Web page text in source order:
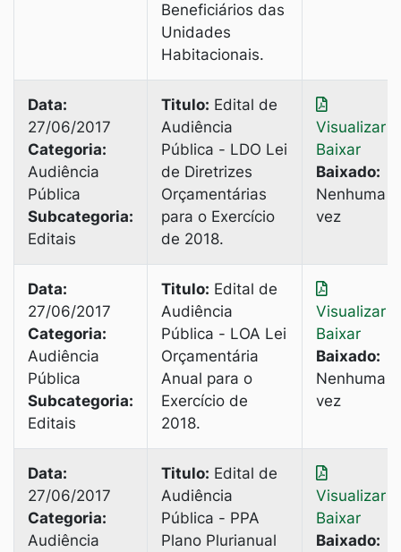
Beneficiários das
Unidades
Habitacionais.
Data:
27/06/2017
Categoria:
Audiência
Pública
Subcategoria:
Editais
Titulo: Edital de
Audiência
Pública - LDO Lei
de Diretrizes
Orçamentárias
para o Exercício
de 2018.
Visualizar
Baixar
Baixado:
Nenhuma
vez
Data:
27/06/2017
Categoria:
Audiência
Pública
Subcategoria:
Editais
Titulo: Edital de
Audiência
Pública - LOA Lei
Orçamentária
Anual para o
Exercício de
2018.
Visualizar
Baixar
Baixado:
Nenhuma
vez
Data:
27/06/2017
Categoria:
Audiência
Titulo: Edital de
Audiência
Pública - PPA
Plano Plurianual
Visualizar
Baixar
Baixado: